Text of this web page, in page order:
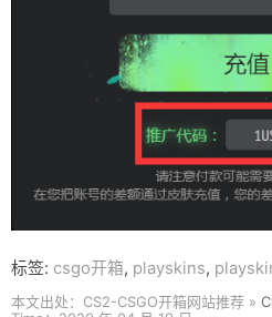
标签: csgo开箱, playskins,
本文出处：CS2-CSGO开箱网站推荐 »